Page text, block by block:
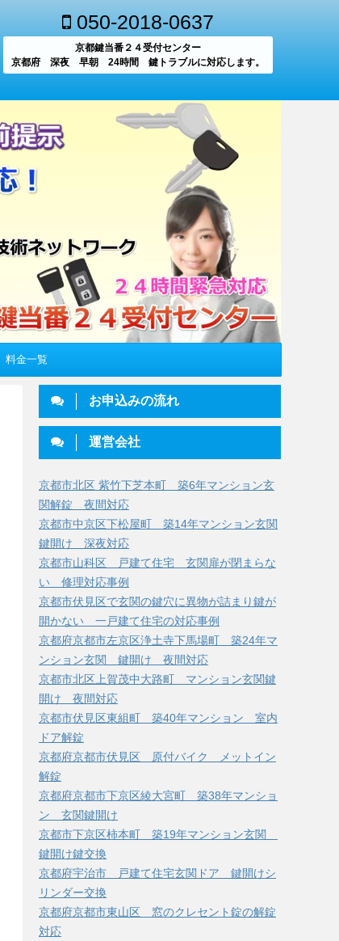
050-2018-0637
京都鍵当番２４受付センター
京都府 深夜 早朝 24時間 鍵トラブルに対応します。
料金一覧
お申込みの流れ
運営会社
京都市北区 紫竹下芝本町 築6年マンション玄
関解錠 夜間対応
京都市中京区下松屋町 築14年マンション玄関
鍵開け 深夜対応
京都市山科区 戸建て住宅 玄関扉が閉まらな
い 修理対応事例
京都市伏見区で玄関の鍵穴に異物が詰まり鍵が
開かない 一戸建て住宅の対応事例
京都府京都市左京区浄土寺下馬場町 築24年マ
ンション玄関 鍵開け 夜間対応
京都市北区上賀茂中大路町 マンション玄関鍵
開け 夜間対応
京都市伏見区東組町 築40年マンション 室内
ドア解錠
京都府京都市伏見区 原付バイク メットイン
解錠
京都府京都市下京区綾大宮町 築38年マンショ
ン 玄関鍵開け
京都市下京区柿本町 築19年マンション玄関
鍵開け鍵交換
京都府宇治市 戸建て住宅玄関ドア 鍵開けシ
リンダー交換
京都府京都市東山区 窓のクレセント錠の解錠
対応